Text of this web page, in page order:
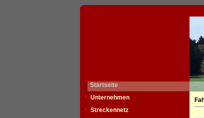
Startseite
Unternehmen
Streckennetz